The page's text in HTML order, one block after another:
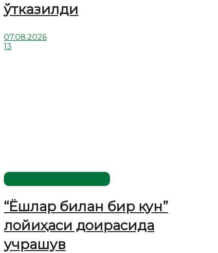
ўтказилди
07.08.2026
13
“Ёшлар билан бир кун”
лойиҳаси доирасида
учрашув